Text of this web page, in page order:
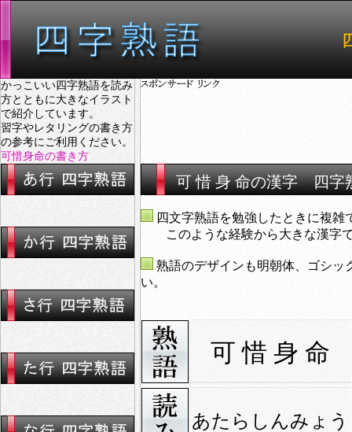
かっこいい四字熟語を読み
方とともに大きなイラスト
で紹介しています。
習字やレタリングの書き方
の参考にご利用ください。
可惜身命の書き方
可 惜 身 命の漢字 四字
四文字熟語を勉強したときに複
このような経験から大きな漢字で
熟語のデザインも明朝体、ゴシッ
い。
可 惜 身 命
あたらしんみょう